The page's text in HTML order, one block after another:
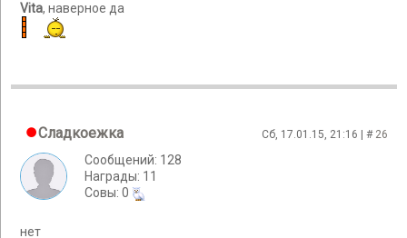
Vita, наверное да
Сладкоежка Сб, 17.01.15, 21:16 | # 26
Сообщений: 128
Награды: 11
Cовы: 0
нет